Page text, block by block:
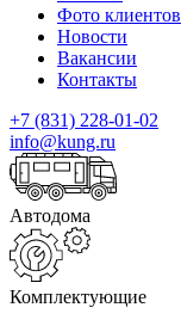
Фото клиентов
Новости
Вакансии
Контакты
+7 (831) 228-01-02
info@kung.ru
Автодома
Комплектующие